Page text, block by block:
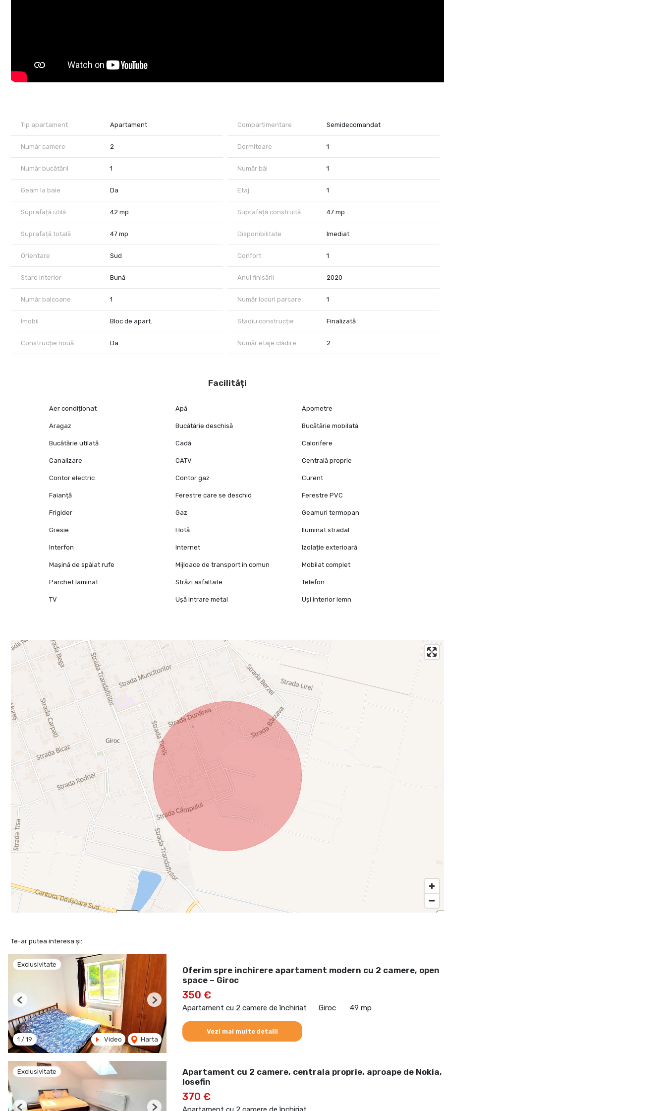
Tip apartament Apartament Compartimentare Semidecomandat
Număr camere 2 Dormitoare 1
Număr bucătării 1 Număr băi 1
Geam la baie Da Etaj 1
Suprafață utilă 42 mp Suprafață construită 47 mp
Suprafață totală 47 mp Disponibilitate Imediat
Orientare Sud Confort 1
Stare interior Bună Anul finisării 2020
Număr balcoane 1 Număr locuri parcare 1
Imobil Bloc de apart. Stadiu construcție Finalizată
Construcție nouă Da Număr etaje clădire 2
Facilități
Aer condiționat Apă Apometre
Aragaz Bucătărie deschisă Bucătărie mobilată
Bucătărie utilată Cadă Calorifere
Canalizare CATV Centrală proprie
Contor electric Contor gaz Curent
Faianță Ferestre care se deschid Ferestre PVC
Frigider Gaz Geamuri termopan
Gresie Hotă Iluminat stradal
Interfon Internet Izolație exterioară
Mașină de spălat rufe Mijloace de transport în comun Mobilat complet
Parchet laminat Străzi asfaltate Telefon
TV Ușă intrare metal Uși interior lemn
Te-ar putea interesa și:
Exclusivitate
1 / 19 Video Harta
Previous Next
Oferim spre inchirere apartament modern cu 2 camere, open
space – Giroc
350 €
Apartament cu 2 camere de închiriat Giroc 49 mp
Vezi mai multe detalii
Exclusivitate
Apartament cu 2 camere, centrala proprie, aproape de Nokia,
Iosefin
370 €